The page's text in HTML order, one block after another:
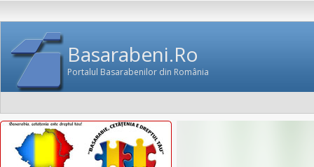
Basarabeni.Ro
Portalul Basarabenilor din România